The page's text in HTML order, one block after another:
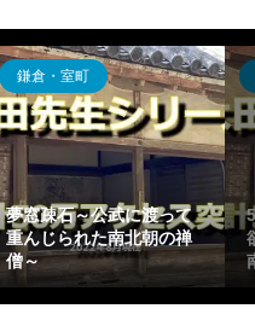
鎌倉・室町
夢窓疎石～公武に渡って
重んじられた南北朝の禅
僧～